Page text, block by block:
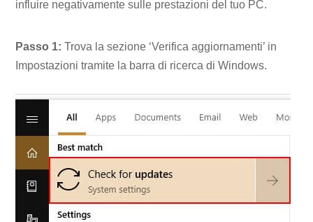
influire negativamente sulle prestazioni del tuo PC.
Passo 1: Trova la sezione ‘Verifica aggiornamenti’ in
Impostazioni tramite la barra di ricerca di Windows.